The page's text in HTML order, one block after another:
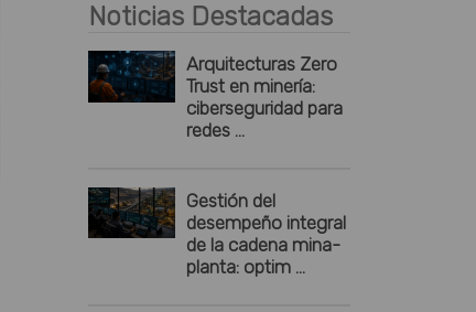
Noticias Destacadas
Arquitecturas Zero
Trust en minería:
ciberseguridad para
redes ...
Gestión del
desempeño integral
de la cadena mina-
planta: optim ...